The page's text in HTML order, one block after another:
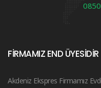
FIRMAMIZ END ÜYESIDIR
Akdeniz Ekspres Firmamız